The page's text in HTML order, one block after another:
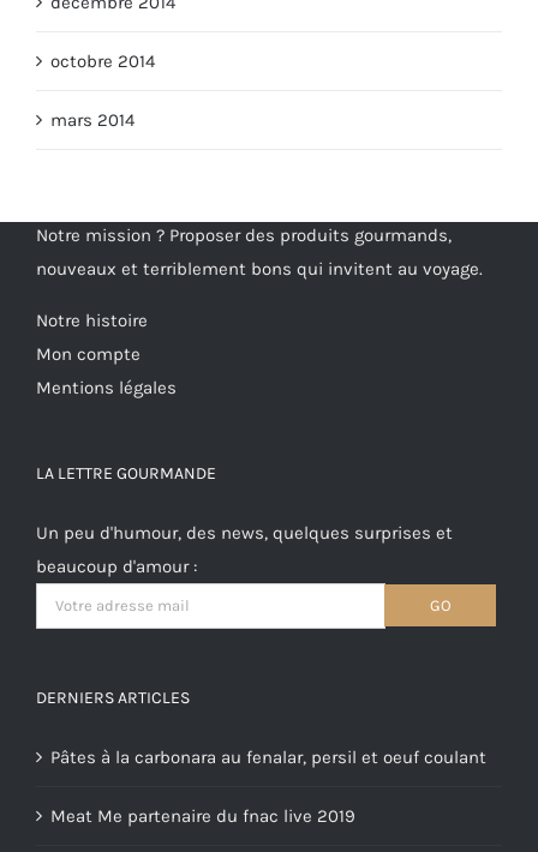
octobre 2014
mars 2014
Notre mission ? Proposer des produits gourmands,
nouveaux et terriblement bons qui invitent au voyage.
Notre histoire
Mon compte
Mentions légales
LA LETTRE GOURMANDE
Un peu d'humour, des news, quelques surprises et
beaucoup d'amour :
DERNIERS ARTICLES
Pâtes à la carbonara au fenalar, persil et oeuf coulant
Meat Me partenaire du fnac live 2019